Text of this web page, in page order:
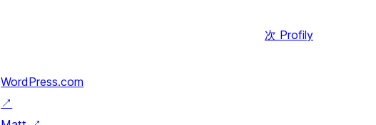
次 Profily
WordPress.com
↗